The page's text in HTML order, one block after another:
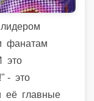
лидером
фанатам
это
- это
её главные